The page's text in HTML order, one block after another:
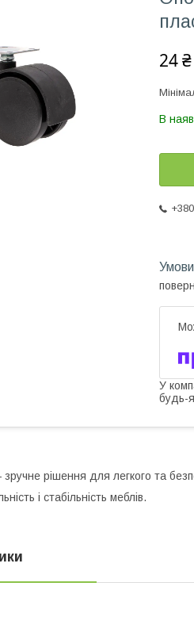
24 ₴
В
У
будь-
рішення для легкого та
і стабільність меблів.